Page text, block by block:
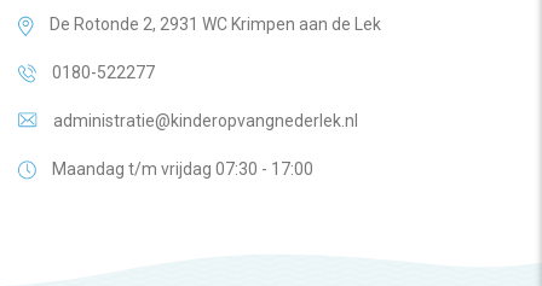
De Rotonde 2, 2931 WC Krimpen aan de Lek
0180-522277
administratie@kinderopvangnederlek.nl
Maandag t/m vrijdag 07:30 - 17:00